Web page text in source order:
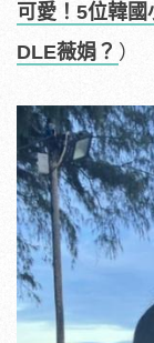
可愛！5位韓
DLE薇娟？ ）